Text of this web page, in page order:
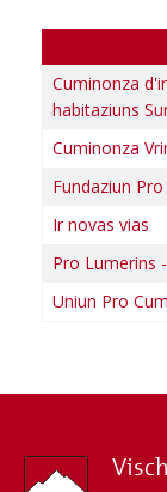
Cuminonza
habitaziuns
Cuminonza
Fundaziun
Ir novas vias
Pro Lumerins
Uniun Pro